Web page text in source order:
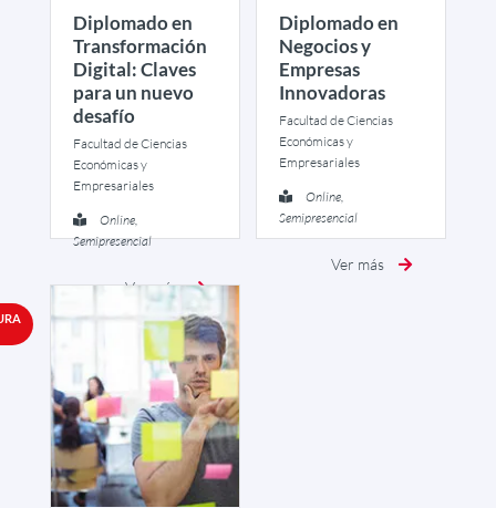
Diplomado en
Transformación
Digital: Claves
para un nuevo
desafío
Facultad de Ciencias
Económicas y
Empresariales
Online,
Semipresencial
Ver más
Diplomado en
Negocios y
Empresas
Innovadoras
Facultad de Ciencias
Económicas y
Empresariales
Online,
Semipresencial
Ver más